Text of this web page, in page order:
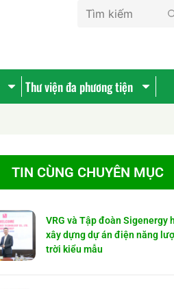
Thư viện đa phương tiện
TIN CÙNG CHUYÊN MỤC
VRG và Tập đoàn Sigenergy
xây dựng dự án điện năng
trời kiểu mẫu